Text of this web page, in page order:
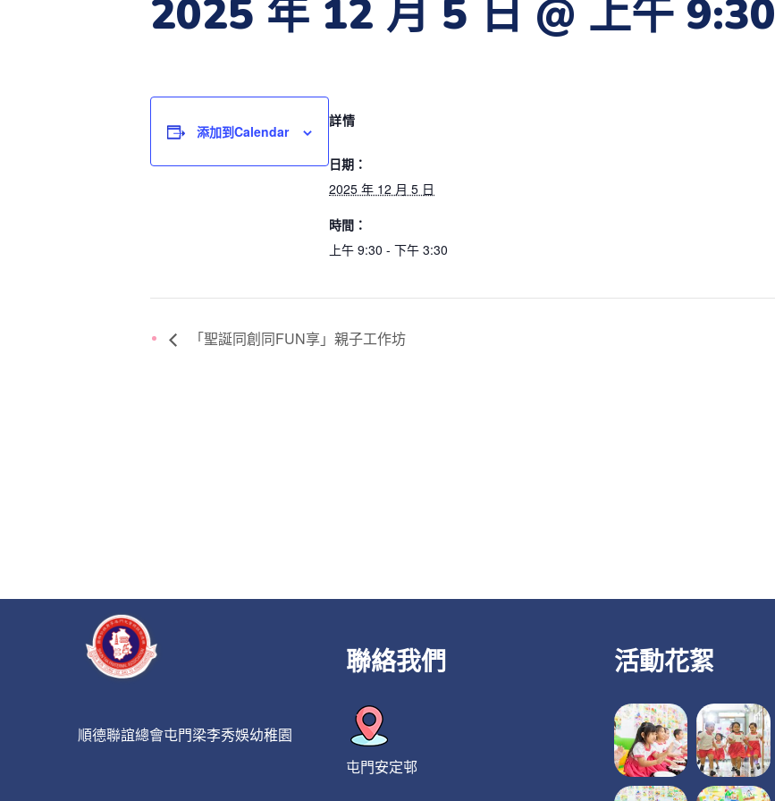
2025 年 12 月 5 日 @ 上午 9:30
添加到calendar
詳情
日期：
2025 年 12 月 5 日
時間：
上午 9:30 - 下午 3:30
「聖誕同創同FUN享」親子工作坊
順德聯誼總會屯門梁李秀娛幼稚園
聯絡我們
屯門安定邨
活動花絮